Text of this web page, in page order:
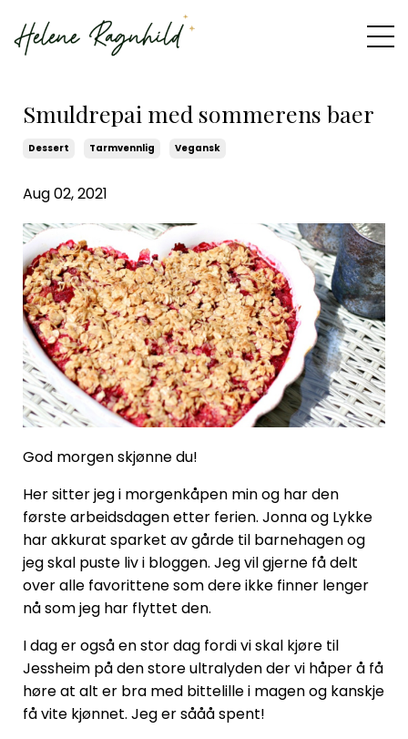
Smuldrepai med sommerens baer
Dessert Tarmvennlig Vegansk
Aug 02, 2021
God morgen skjønne du!
Her sitter jeg i morgenkåpen min og har den
første arbeidsdagen etter ferien. Jonna og Lykke
har akkurat sparket av gårde til barnehagen og
jeg skal puste liv i bloggen. Jeg vil gjerne få delt
over alle favorittene som dere ikke finner lenger
nå som jeg har flyttet den.
I dag er også en stor dag fordi vi skal kjøre til
Jessheim på den store ultralyden der vi håper å få
høre at alt er bra med bittelille i magen og kanskje
få vite kjønnet. Jeg er sååå spent!